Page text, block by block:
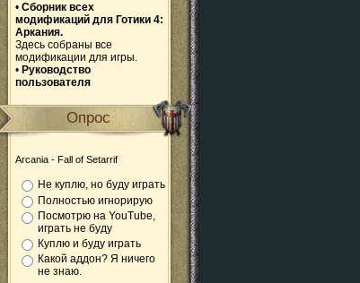
• Сборник всех
модификаций для Готики 4:
Аркания.
Здесь собраны все
модификации для игры.
• Руководство
пользователя
Опрос
Arcania - Fall of Setarrif
Не куплю, но буду играть
Полностью игнорирую
Посмотрю на YouTube,
играть не буду
Куплю и буду играть
Какой аддон? Я ничего
не знаю.